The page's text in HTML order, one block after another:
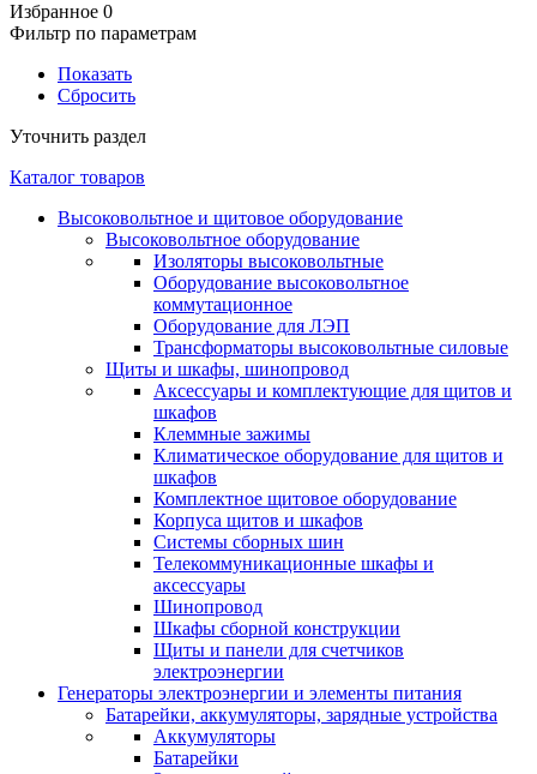
Избранное 0
Фильтр по параметрам
Показать
Сбросить
Уточнить раздел
Каталог товаров
Высоковольтное и щитовое оборудование
Высоковольтное оборудование
Изоляторы высоковольтные
Оборудование высоковольтное
коммутационное
Оборудование для ЛЭП
Трансформаторы высоковольтные силовые
Щиты и шкафы, шинопровод
Аксессуары и комплектующие для щитов и
шкафов
Клеммные зажимы
Климатическое оборудование для щитов и
шкафов
Комплектное щитовое оборудование
Корпуса щитов и шкафов
Системы сборных шин
Телекоммуникационные шкафы и
аксессуары
Шинопровод
Шкафы сборной конструкции
Щиты и панели для счетчиков
электроэнергии
Генераторы электроэнергии и элементы питания
Батарейки, аккумуляторы, зарядные устройства
Аккумуляторы
Батарейки